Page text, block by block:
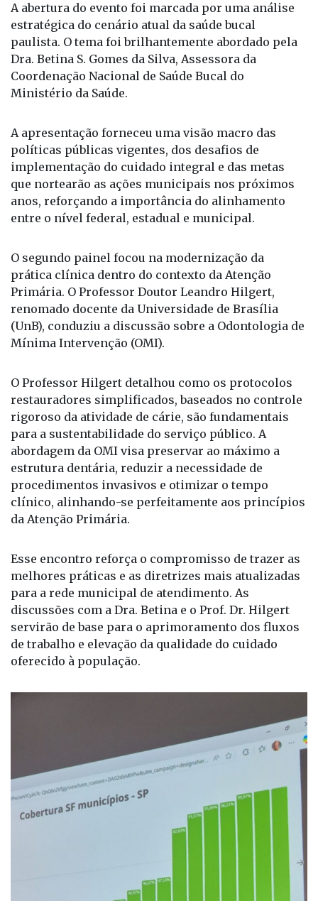
A abertura do evento foi marcada por uma análise
estratégica do cenário atual da saúde bucal
paulista. O tema foi brilhantemente abordado pela
Dra. Betina S. Gomes da Silva, Assessora da
Coordenação Nacional de Saúde Bucal do
Ministério da Saúde.
A apresentação forneceu uma visão macro das
políticas públicas vigentes, dos desafios de
implementação do cuidado integral e das metas
que nortearão as ações municipais nos próximos
anos, reforçando a importância do alinhamento
entre o nível federal, estadual e municipal.
O segundo painel focou na modernização da
prática clínica dentro do contexto da Atenção
Primária. O Professor Doutor Leandro Hilgert,
renomado docente da Universidade de Brasília
(UnB), conduziu a discussão sobre a Odontologia de
Mínima Intervenção (OMI).
O Professor Hilgert detalhou como os protocolos
restauradores simplificados, baseados no controle
rigoroso da atividade de cárie, são fundamentais
para a sustentabilidade do serviço público. A
abordagem da OMI visa preservar ao máximo a
estrutura dentária, reduzir a necessidade de
procedimentos invasivos e otimizar o tempo
clínico, alinhando-se perfeitamente aos princípios
da Atenção Primária.
Esse encontro reforça o compromisso de trazer as
melhores práticas e as diretrizes mais atualizadas
para a rede municipal de atendimento. As
discussões com a Dra. Betina e o Prof. Dr. Hilgert
servirão de base para o aprimoramento dos fluxos
de trabalho e elevação da qualidade do cuidado
oferecido à população.